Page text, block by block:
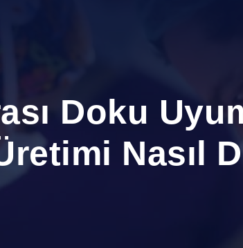
Doku
Nasıl